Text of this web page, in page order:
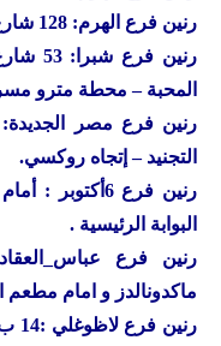
رنين فرع الهرم: 128 شارع الهرم – محطة الكوم الاخضر.
رنين
فرع
المحبة – محطة مترو
رنين
التجنيد – إتجاه روكسي.
رنين
البوابة الرئيسية .
رنين
ماكدونالدز و امام
رنين